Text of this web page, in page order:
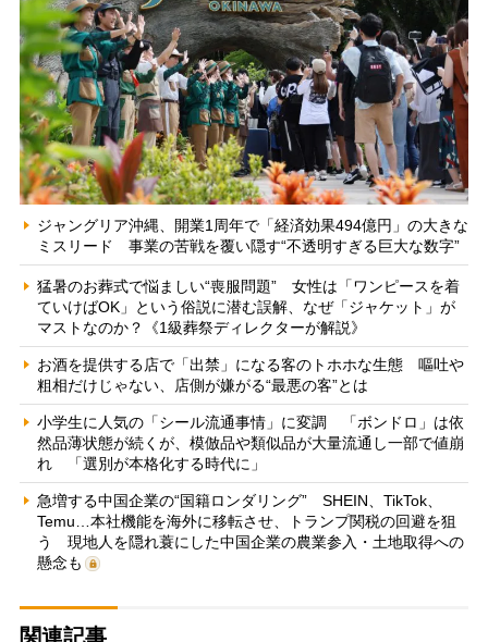
ジャングリア沖縄、開業1周年で「経済効果494億円」の大きな
ミスリード 事業の苦戦を覆い隠す“不透明すぎる巨大な数字”
猛暑のお葬式で悩ましい“喪服問題” 女性は「ワンピースを着
ていけばOK」という俗説に潜む誤解、なぜ「ジャケット」が
マストなのか？《1級葬祭ディレクターが解説》
お酒を提供する店で「出禁」になる客のトホホな生態 嘔吐や
粗相だけじゃない、店側が嫌がる“最悪の客”とは
小学生に人気の「シール流通事情」に変調 「ボンドロ」は依
然品薄状態が続くが、模倣品や類似品が大量流通し一部で値崩
れ 「選別が本格化する時代に」
急増する中国企業の“国籍ロンダリング” SHEIN、TikTok、
Temu…本社機能を海外に移転させ、トランプ関税の回避を狙
う 現地人を隠れ蓑にした中国企業の農業参入・土地取得への
懸念も
関連記事